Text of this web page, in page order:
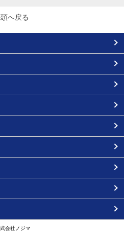
へ戻る
会社ノジマ